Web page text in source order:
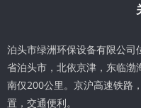
泊头市绿洲环保设备有限公
省泊头市，北依京津，东临渤
南仅200公里。京沪高速铁路
置，交通便利。